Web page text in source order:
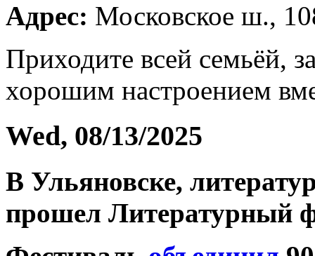
Адрес: Московское ш.,
Приходите всей семьёй,
хорошим настроением
Wed, 08/13/2025
В Ульяновске,
прошел Литературный